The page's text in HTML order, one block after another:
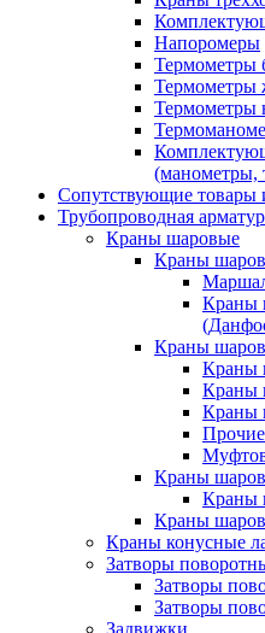
Напоромеры
Термометры
Термометры
Термометры
(манометры,
Сопутствующие товары
Трубопроводная
Краны шаровые
Краны
Краны
Краны
Краны
Краны
Краны
Краны
Краны
Краны
Краны конусные
Затворы
Затворы
Затворы
Задвижки